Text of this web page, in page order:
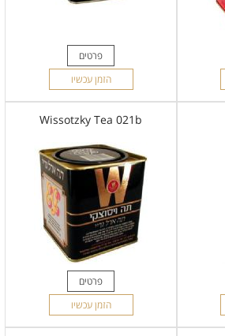
פרטים
הזמן עכשיו
Wissotzky Tea 021b
פרטים
הזמן עכשיו